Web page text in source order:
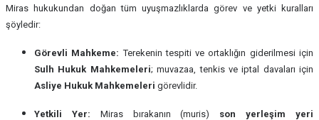
Miras hukukundan doğan tüm uyuşmazlıklarda görev ve yetki kuralları
şöyledir:
Görevli Mahkeme: Terekenin tespiti ve ortaklığın giderilmesi için
Sulh Hukuk Mahkemeleri; muvazaa, tenkis ve iptal davaları için
Asliye Hukuk Mahkemeleri görevlidir.
Yetkili Yer: Miras bırakanın (muris) son yerleşim yeri